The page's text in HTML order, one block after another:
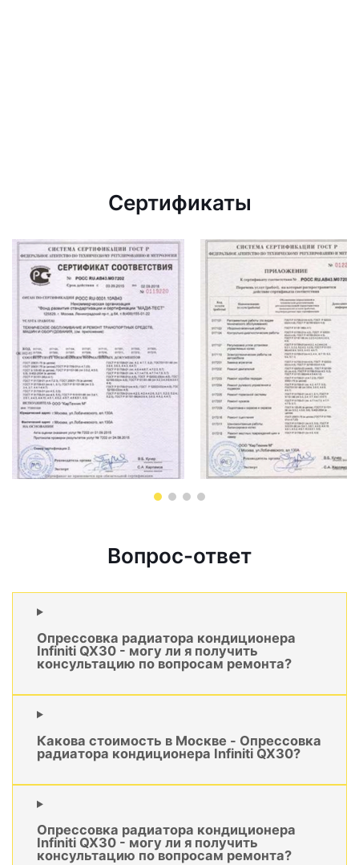
Сертификаты
Вопрос-ответ
Опрессовка радиатора кондиционера
Infiniti QX30 - могу ли я получить
консультацию по вопросам ремонта?
Какова стоимость в Москве - Опрессовка
радиатора кондиционера Infiniti QX30?
Опрессовка радиатора кондиционера
Infiniti QX30 - могу ли я получить
консультацию по вопросам ремонта?